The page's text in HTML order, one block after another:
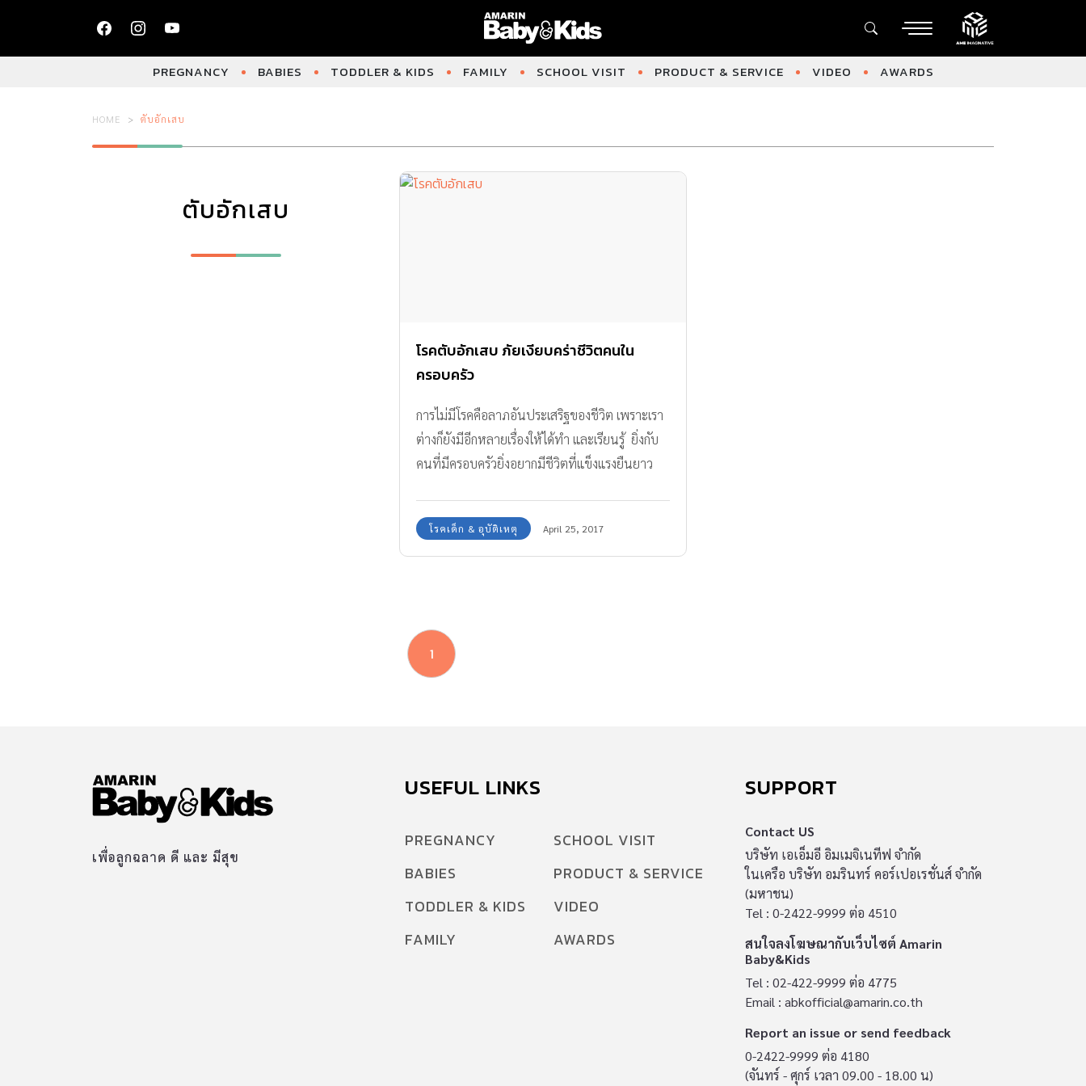
PREGNANCY BABIES TODDLER & KIDS FAMILY SCHOOL VISIT PRODUCT & SERVICE VIDEO AWARDS
HOME ตับอักเสบ
ตับอักเสบ
โรคตับอักเสบ ภัยเงียบคร่าชีวิตคนใน
ครอบครัว
การไม่มีโรคคือลาภอันประเสริฐของชีวิต เพราะเรา
ต่างก็ยังมีอีกหลายเรื่องให้ได้ทำ และเรียนรู้ ยิ่งกับ
คนที่มีครอบครัวยิ่งอยากมีชีวิตที่แข็งแรงยืนยาว
ห่างไกล โรคตับอักเสบ ซึ่งที่ผ่านมาจนถึงปัจจุบันนี้
กลายเป็นภัยเงียบคร่าชีวิตผู้คนมากที่สุดอีกโรคหนึ่ง
แถลงการณ์เรียกร้องรัฐบาลทั่วโลกรับมือโรคตับ
อักเสบ อย่างเร่งด่วน ยอดตายสูง ต่อเนื่อง ระบุ
รายงานใหม่ พบทั่วโลกมีผู้ติดเชื้อไวรัสตับอักเสบ
เว็บไซต์องค์การอนามัยโลก (WHO) ออกแถลงการณ์
2017 พบว่า มีประชาชนทั่วโลกจำนวนมากถึง
325 ล้านคน ติดเชื้อไวรัสตับอักเสบ ชนิด B (HBV)
[…]
โรคเด็ก & อุบัติเหตุ April 25, 2017
1
เพื่อลูกฉลาด ดี และ มีสุข
USEFUL LINKS
PREGNANCY
BABIES
TODDLER & KIDS
FAMILY
SCHOOL VISIT
PRODUCT & SERVICE
VIDEO
AWARDS
SUPPORT
Contact US
บริษัท เอเอ็มอี อิมเมจิเนทีฟ จำกัด
ในเครือ บริษัท อมรินทร์ คอร์เปอเรชั่นส์ จำกัด
(มหาชน)
Tel : 0-2422-9999 ต่อ 4510
สนใจลงโฆษณากับเว็บไซต์ Amarin
Baby&Kids
Tel : 02-422-9999 ต่อ 4775
Email : abkofficial@amarin.co.th
Report an issue or send feedback
0-2422-9999 ต่อ 4180
(จันทร์ - ศุกร์ เวลา 09.00 - 18.00 น)